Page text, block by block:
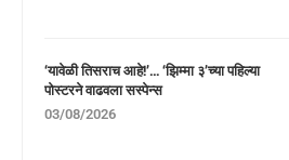
‘यावेळी तिसराच आहे!’… ‘झिम्मा ३’च्या पहिल्या
पोस्टरने वाढवला सस्पेन्स
03/08/2026